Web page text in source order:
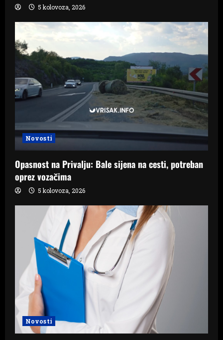
5 kolovoza, 2026
Novosti
Opasnost na Privalju: Bale sijena na cesti, potreban
oprez vozačima
5 kolovoza, 2026
Novosti